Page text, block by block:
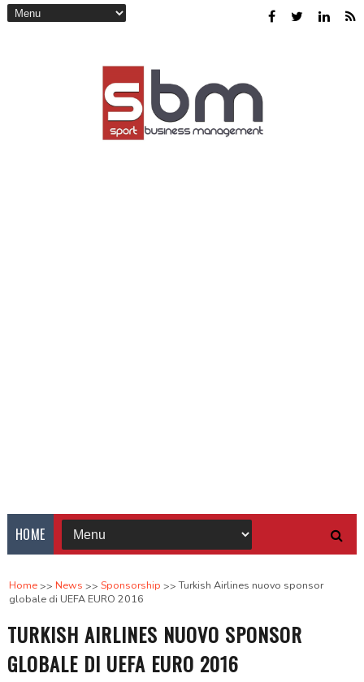
HOME
Home News Sponsorship
Turkish Airlines nuovo sponsor
globale di UEFA EURO 2016
TURKISH AIRLINES NUOVO SPONSOR
GLOBALE DI UEFA EURO 2016